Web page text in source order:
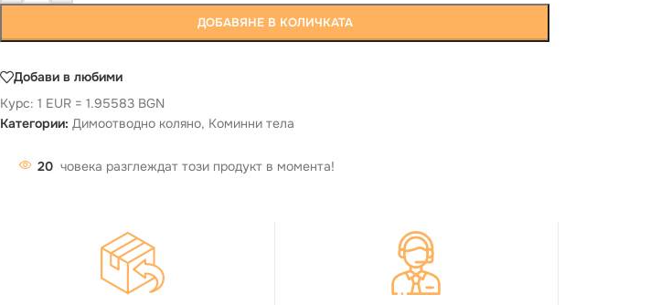
ДОБАВЯНЕ В КОЛИЧКАТА
Добави в любими
Курс: 1 EUR = 1.95583 BGN
Категории: Димоотводно коляно, Коминни тела
20 човека разглеждат този продукт в момента!